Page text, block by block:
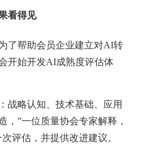
看得见
了帮助会员企业建立对AI转
开始开发AI成熟度评估体
战略认知、技术基础、应用
，”一位质量协会专家解释，
评估，并提供改进建议。